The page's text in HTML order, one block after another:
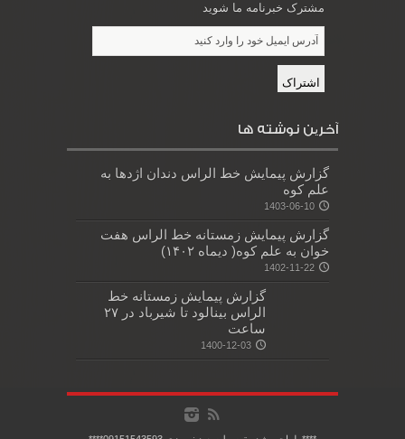
مشترک خبرنامه ما شوید
آخرین نوشته ها
گزارش پیمایش خط الراس دندان اژدها به
علم کوه
1403-06-10
گزارش پیمایش زمستانه خط الراس هفت
خوان به علم کوه( دیماه ۱۴۰۲)
1402-11-22
گزارش پیمایش زمستانه خط
الراس بینالود تا شیرباد در ۲۷
ساعت
1400-12-03